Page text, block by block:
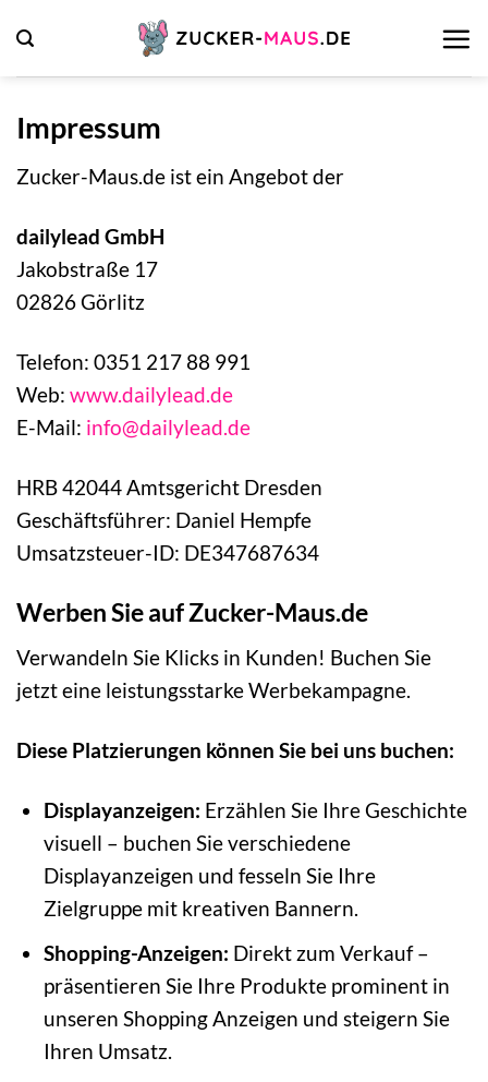
Inhalt
springen
Impressum
Zucker-Maus.de ist ein Angebot der
dailylead GmbH
Jakobstraße 17
02826 Görlitz
Telefon: 0351 217 88 991
Web: www.dailylead.de
E-Mail: info@dailylead.de
HRB 42044 Amtsgericht Dresden
Geschäftsführer: Daniel Hempfe
Umsatzsteuer-ID: DE347687634
Werben Sie auf Zucker-Maus.de
Verwandeln Sie Klicks in Kunden! Buchen Sie
jetzt eine leistungsstarke Werbekampagne.
Diese Platzierungen können Sie bei uns buchen:
Displayanzeigen: Erzählen Sie Ihre Geschichte
visuell – buchen Sie verschiedene
Displayanzeigen und fesseln Sie Ihre
Zielgruppe mit kreativen Bannern.
Shopping-Anzeigen: Direkt zum Verkauf –
präsentieren Sie Ihre Produkte prominent in
unseren Shopping Anzeigen und steigern Sie
Ihren Umsatz.